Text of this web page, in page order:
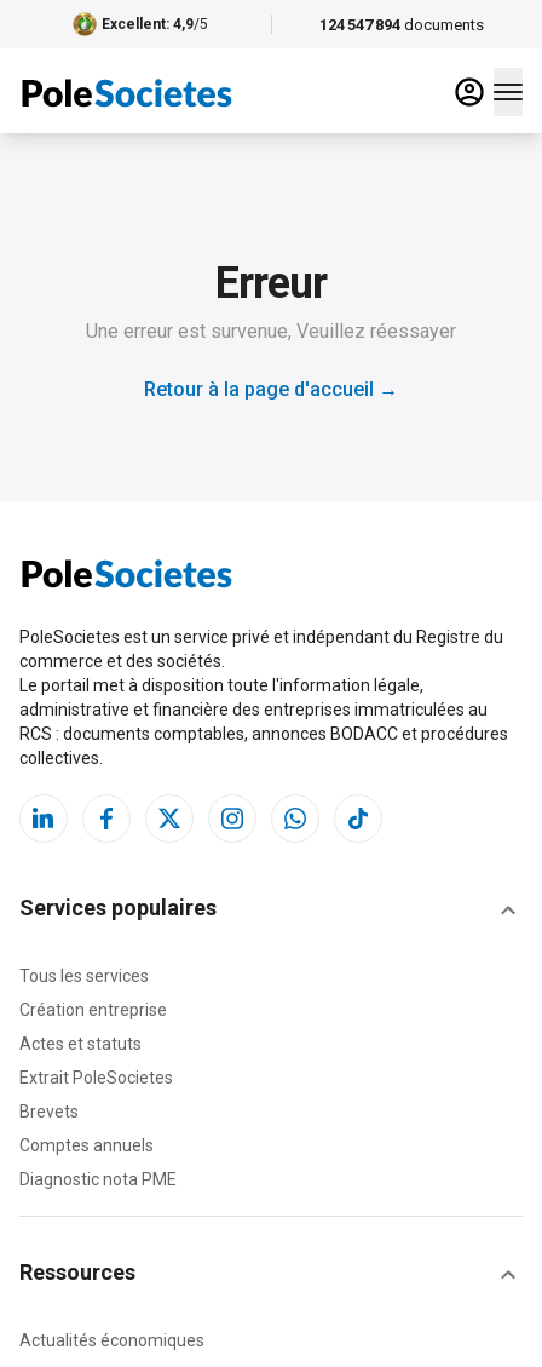
124 547 894 documents
Excellent: 4,9/5
Erreur
Une erreur est survenue, Veuillez réessayer
Retour à la page d'accueil →
PoleSocietes est un service privé et indépendant du Registre du
commerce et des sociétés.
Le portail met à disposition toute l'information légale,
administrative et financière des entreprises immatriculées au
RCS : documents comptables, annonces BODACC et procédures
collectives.
Services populaires
Tous les services
Création entreprise
Actes et statuts
Extrait PoleSocietes
Brevets
Comptes annuels
Diagnostic nota PME
Ressources
Actualités économiques